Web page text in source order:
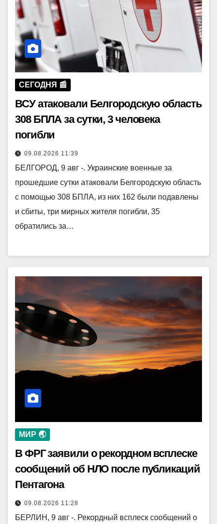
СЕГОДНЯ 📰
ВСУ атаковали Белгородскую область
308 БПЛА за сутки, 3 человека
погибли
09.08.2026 11:39
БЕЛГОРОД, 9 авг -. Украинские военные за
прошедшие сутки атаковали Белгородскую область
с помощью 308 БПЛА, из них 162 были подавлены
и сбиты, три мирных жителя погибли, 35
обратились за…
МИР 🌏
В ФРГ заявили о рекордном всплеске
сообщений об НЛО после публикаций
Пентагона
09.08.2026 11:28
БЕРЛИН, 9 авг -. Рекордный всплеск сообщений о